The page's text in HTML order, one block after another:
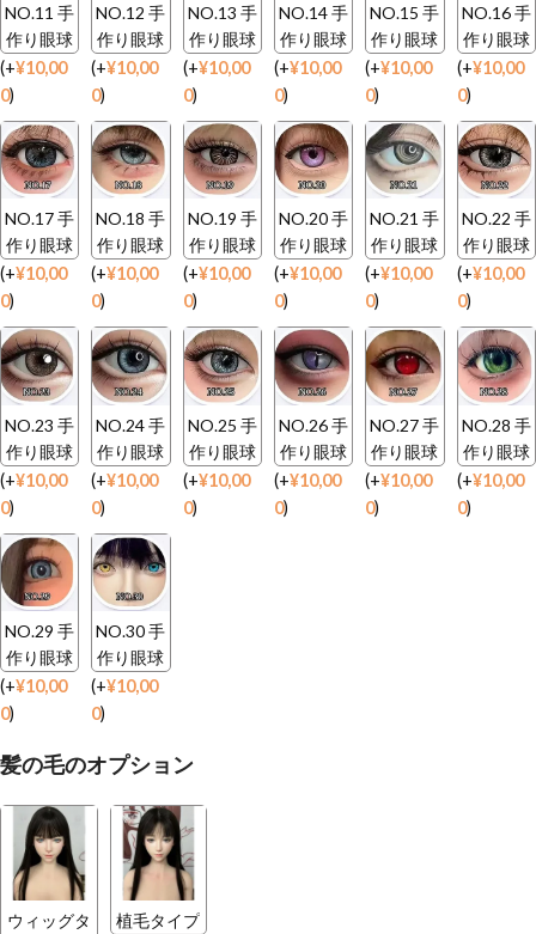
NO.11 手
作り眼球
(+¥10,00
0)
NO.12 手
作り眼球
(+¥10,00
0)
NO.13 手
作り眼球
(+¥10,00
0)
NO.14 手
作り眼球
(+¥10,00
0)
NO.15 手
作り眼球
(+¥10,00
0)
NO.16 手
作り眼球
(+¥10,00
0)
NO.17 手
作り眼球
(+¥10,00
0)
NO.18 手
作り眼球
(+¥10,00
0)
NO.19 手
作り眼球
(+¥10,00
0)
NO.20 手
作り眼球
(+¥10,00
0)
NO.21 手
作り眼球
(+¥10,00
0)
NO.22 手
作り眼球
(+¥10,00
0)
NO.23 手
作り眼球
(+¥10,00
0)
NO.24 手
作り眼球
(+¥10,00
0)
NO.25 手
作り眼球
(+¥10,00
0)
NO.26 手
作り眼球
(+¥10,00
0)
NO.27 手
作り眼球
(+¥10,00
0)
NO.28 手
作り眼球
(+¥10,00
0)
NO.29 手
作り眼球
(+¥10,00
0)
NO.30 手
作り眼球
(+¥10,00
0)
髪の毛のオプション
ウィッグタ
植毛タイプ